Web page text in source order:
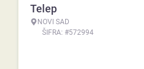
Telep
NOVI SAD
ŠIFRA: #572994